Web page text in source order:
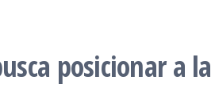
posicionar a